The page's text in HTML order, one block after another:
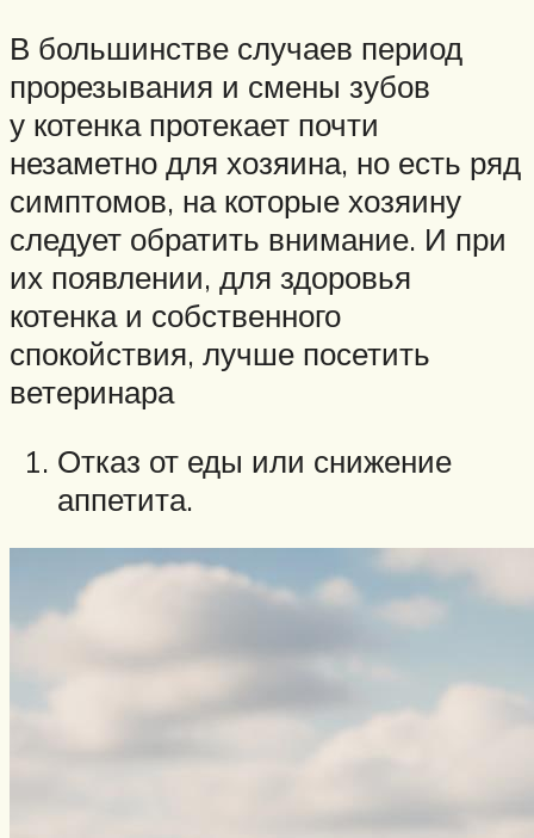
В большинстве случаев период
прорезывания и смены зубов
у котенка протекает почти
незаметно для хозяина, но есть ряд
симптомов, на которые хозяину
следует обратить внимание. И при
их появлении, для здоровья
котенка и собственного
спокойствия, лучше посетить
ветеринара
Отказ от еды или снижение
аппетита.